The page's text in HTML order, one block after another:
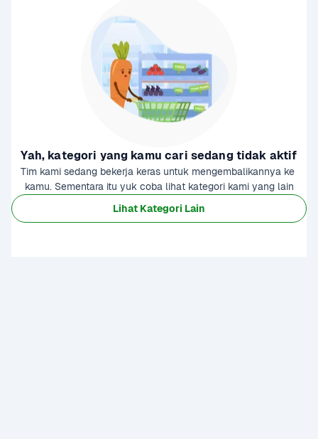
Yah, kategori yang kamu cari sedang tidak aktif
Tim kami sedang bekerja keras untuk mengembalikannya ke
kamu. Sementara itu yuk coba lihat kategori kami yang lain
Lihat Kategori Lain